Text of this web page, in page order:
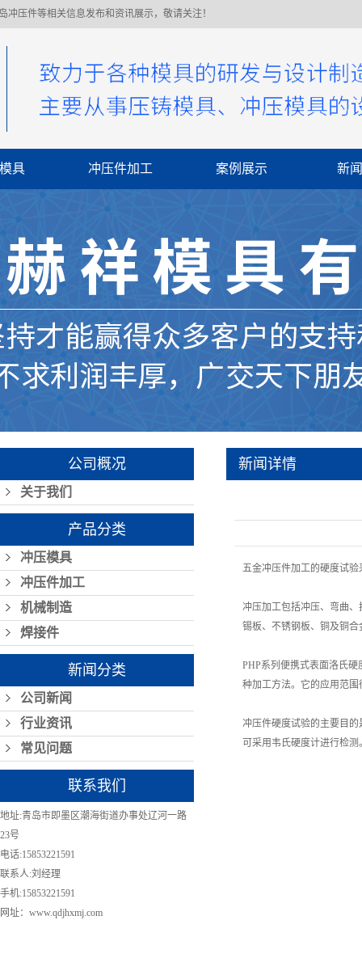
冲压件等相关信息发布和资讯展示，敬请关注！
具 冲压件加工 案例展示 新
常
公司概况
关于我们
产品分类
冲压模具
冲压件加工
机械制造
焊接件
新闻分类
公司新闻
行业资讯
常见问题
联系我们
地址:青岛市即墨区潮海街道办事处辽河一路
23号
电话:15853221591
联系人:刘经理
手机:15853221591
网址：www.qdjhxmj.com
新闻详情
五金冲压件加工的硬度试
冲压加工包括冲压、弯曲
锡板、不锈钢板、铜及铜
PHP系列便携式表面洛氏
种加工方法。它的应用范围
冲压件硬度试验的主要目
可采用韦氏硬度计进行检